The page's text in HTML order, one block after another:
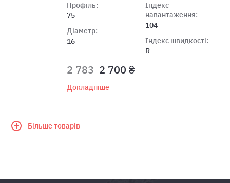
Профіль:
75
Діаметр:
16
Індекс
навантаження:
104
Індекс швидкості:
R
2 783 2 700 ₴
Докладніше
Більше товарів